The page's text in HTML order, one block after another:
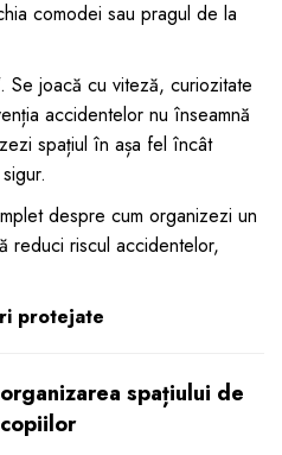
comodei sau pragul de la
Se joacă cu viteză, curiozitate
accidentelor nu înseamnă
spațiul în așa fel încât
despre cum organizezi un
reduci riscul accidentelor,
protejate
spațiului de